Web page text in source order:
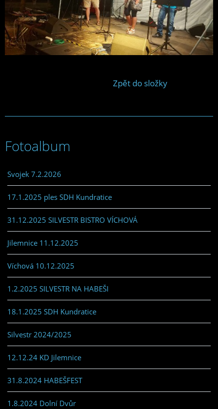
Zpět do složky
Fotoalbum
Svojek 7.2.2026
17.1.2025 ples SDH Kundratice
31.12.2025 SILVESTR BISTRO VÍCHOVÁ
Jilemnice 11.12.2025
Víchová 10.12.2025
1.2.2025 SILVESTR NA HABEŠI
18.1.2025 SDH Kundratice
Silvestr 2024/2025
12.12.24 KD Jilemnice
31.8.2024 HABEŠFEST
1.8.2024 Dolní Dvůr